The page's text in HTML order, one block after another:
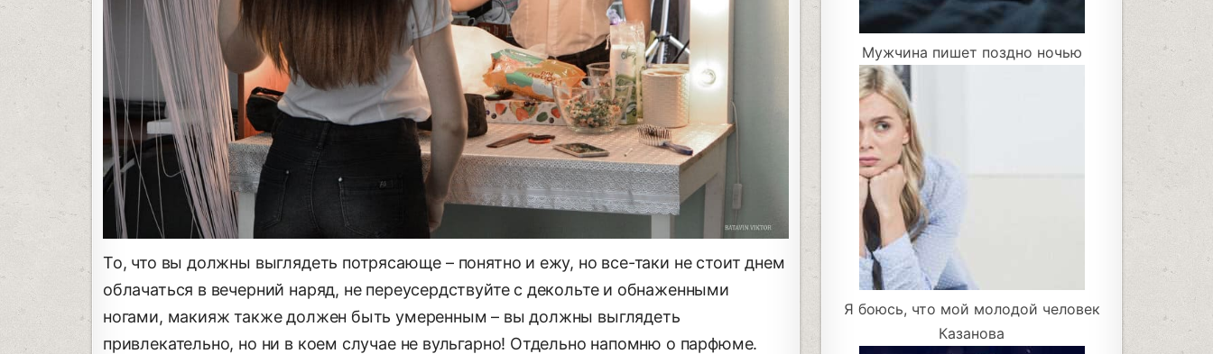
То, что вы должны выглядеть потрясающе – понятно и ежу, но все-таки не стоит днем
облачаться в вечерний наряд, не переусердствуйте с декольте и обнаженными
ногами, макияж также должен быть умеренным – вы должны выглядеть
привлекательно, но ни в коем случае не вульгарно! Отдельно напомню о парфюме.
Мужчина пишет поздно ночью
Я боюсь, что мой молодой человек
Казанова